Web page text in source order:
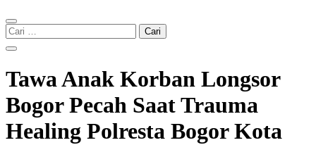
Cari
untuk:
Tawa Anak Korban Longsor
Bogor Pecah Saat Trauma
Healing Polresta Bogor Kota